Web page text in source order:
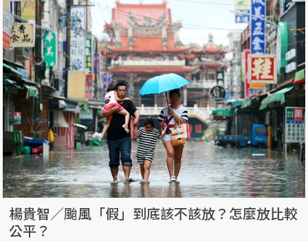
楊貴智／颱風「假」到底該不該放？怎麼放比較
公平？